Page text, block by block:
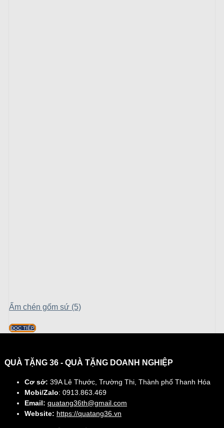
Ấm chén gốm sứ (5)
ĐỌC TIẾP
QUÀ TẶNG 36 - QUÀ TẶNG DOANH NGHIỆP
Cơ sở: 39A Lê Thước, Trường Thi, Thành phố Thanh Hóa
Mobi/Zalo: 0913.863.469
Email: quatang36th@gmail.com
Website: https://quatang36.vn